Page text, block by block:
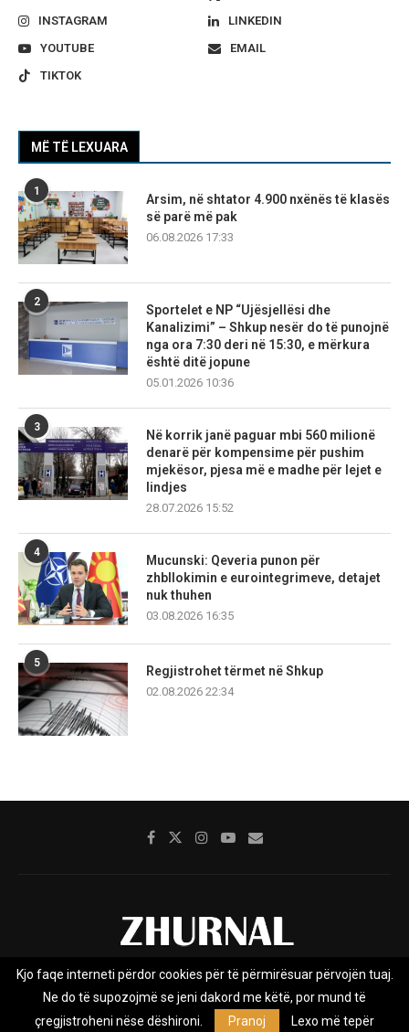
INSTAGRAM
LINKEDIN
YOUTUBE
EMAIL
TIKTOK
MË TË LEXUARA
1
Arsim, në shtator 4.900 nxënës të klasës
së parë më pak
06.08.2026 17:33
2
Sportelet e NP “Ujësjellësi dhe
Kanalizimi” – Shkup nesër do të punojnë
nga ora 7:30 deri në 15:30, e mërkura
është ditë jopune
05.01.2026 10:36
3
Në korrik janë paguar mbi 560 milionë
denarë për kompensime për pushim
mjekësor, pjesa më e madhe për lejet e
lindjes
28.07.2026 15:52
4
Mucunski: Qeveria punon për
zhbllokimin e eurointegrimeve, detajet
nuk thuhen
03.08.2026 16:35
5
Regjistrohet tërmet në Shkup
02.08.2026 22:34
Rreth nesh Impresumi Marketing
Kontakt
Privacy Policy
Kjo faqe interneti përdor cookies për të përmirësuar përvojën tuaj.
Ne do të supozojmë se jeni dakord me këtë, por mund të
çregjistroheni nëse dëshironi.
Pranoj Lexo më tepër